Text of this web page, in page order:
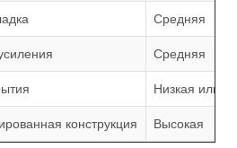
Средняя
Средняя
Низкая или
конструкция Высокая